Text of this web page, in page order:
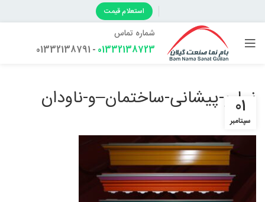
استعلام قیمت
شماره تماس
01332138723
- 01332138791
نما-و-پیشانی-ساختمان–و-ناودان
01
سپتامبر